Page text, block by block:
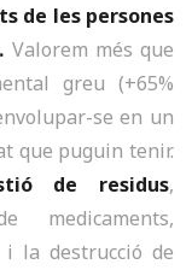
de les persones
Valorem més que
greu (+65%
se en un
que puguin tenir.
de residus,
medicaments,
la destrucció de